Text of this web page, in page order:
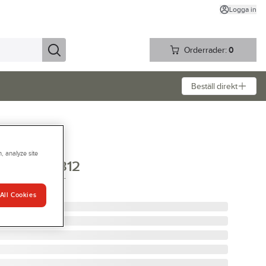
Logga in
Orderrader: 0
Beställ direkt
9312
9312 SVART
analyze site
Cookies